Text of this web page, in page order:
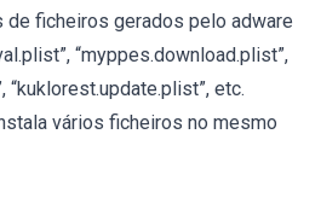
de ficheiros gerados pelo adware
“myppes.download.plist”,
“kuklorest.update.plist”, etc.
vários ficheiros no mesmo